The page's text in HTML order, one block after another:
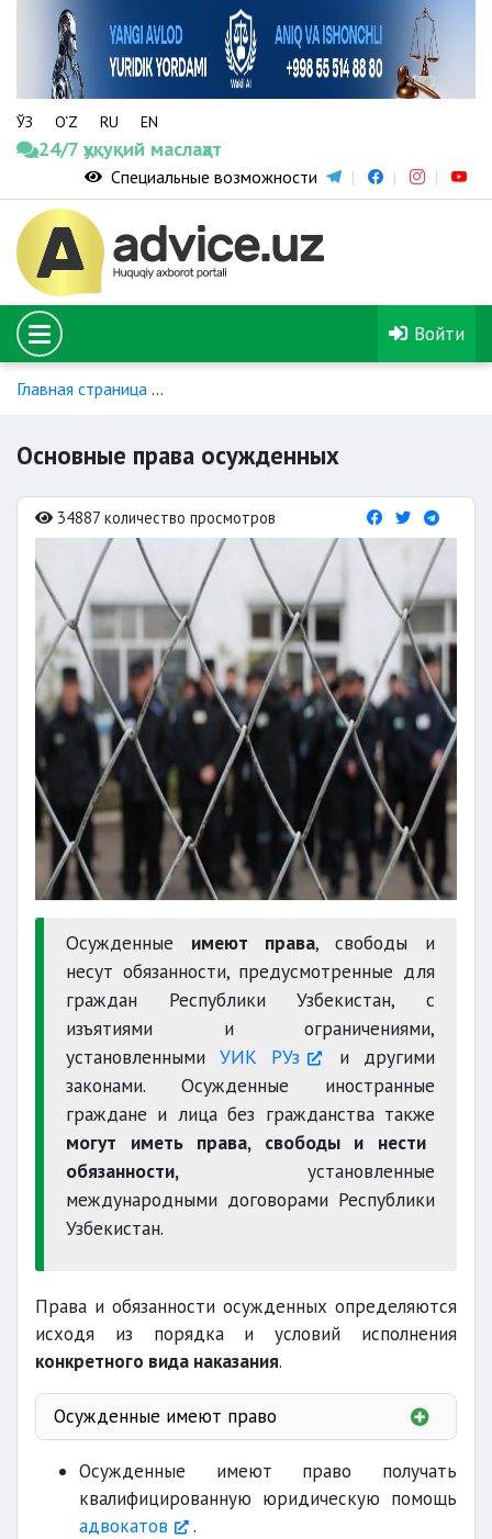
ЎЗ O‘Z RU EN
24/7 ҳуқуқий маслаҳат
Специальные возможности
Войти
Главная страница
Основные права осужденных
34887 количество просмотров
Осужденные имеют права, свободы и
несут обязанности, предусмотренные для
граждан Республики Узбекистан, с
изъятиями и ограничениями,
установленнымиУИК РУз
и другими
законами. Осужденные иностранные
граждане и лица без гражданства также
могут иметь права, свободы и нести
обязанности, установленные
международными договорами Республики
Узбекистан.
Права и обязанности осужденных определяются
исходя из порядка и условий исполнения
конкретного вида наказания.
Осужденные имеют право
условиях
Осужденные имеют право получать
квалифицированную юридическую помощь
адвокатов
.